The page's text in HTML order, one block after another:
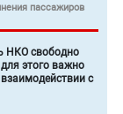
пассажиров
НКО свободно
этого важно
с